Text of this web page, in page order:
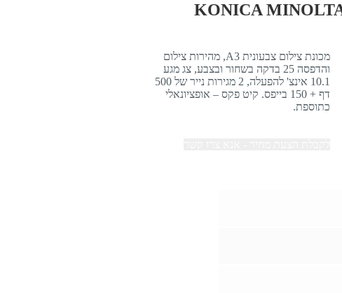
מכונת צילום צבעונית A3, מהירות צילום
והדפסה 25 בדקה בשחור ובצבע, צג מגע
10.1 אינצ' להפעלה, 2 מגירות נייר של 500
דף + 150 בייפס. קיט פקס – אופציונאלי
כתוספת.